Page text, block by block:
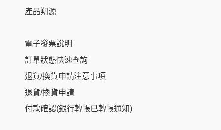
產品朔源
電子發票說明
訂單狀態快速查詢
退貨/換貨申請注意事項
退貨/換貨申請
付款確認(銀行轉帳已轉帳通知)